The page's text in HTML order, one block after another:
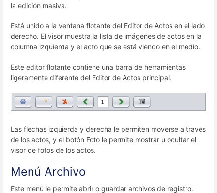
la edición masiva.
Está unido a la ventana flotante del Editor de Actos en el lado
derecho. El visor muestra la lista de imágenes de actos en la
columna izquierda y el acto que se está viendo en el medio.
Este editor flotante contiene una barra de herramientas
ligeramente diferente del Editor de Actos principal.
Las flechas izquierda y derecha le permiten moverse a través
de los actos, y el botón Foto le permite mostrar u ocultar el
visor de fotos de los actos.
Menú Archivo
Este menú le permite abrir o guardar archivos de registro.